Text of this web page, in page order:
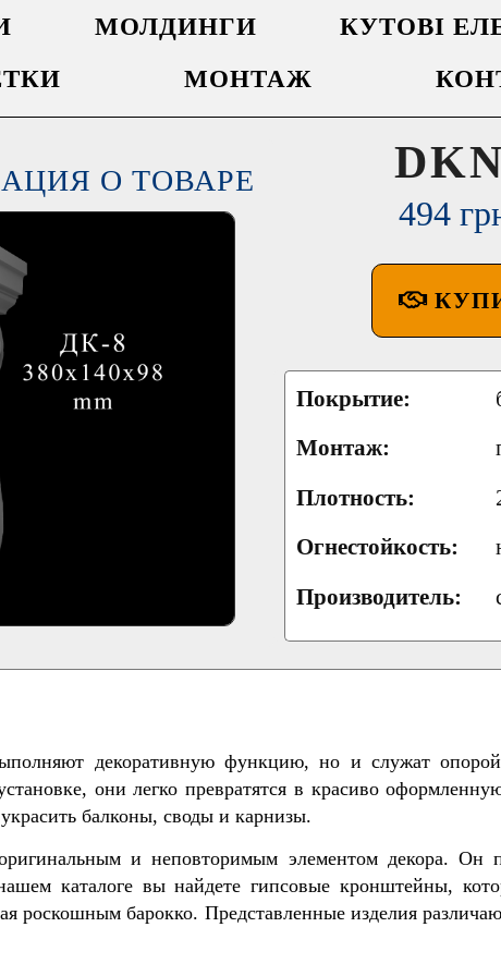
МОЛДИНГИ
КУТОВІ
МОНТАЖ
О ТОВАРЕ
494
Покрытие:
Монтаж:
Плотность:
Огнестойкость:
Производитель:
декоративную функцию, но и служат
они легко превратятся в красиво
балконы, своды и карнизы.
и неповторимым элементом декора. Он
каталоге вы найдете гипсовые кронштейны,
роскошным барокко. Представленные изделия